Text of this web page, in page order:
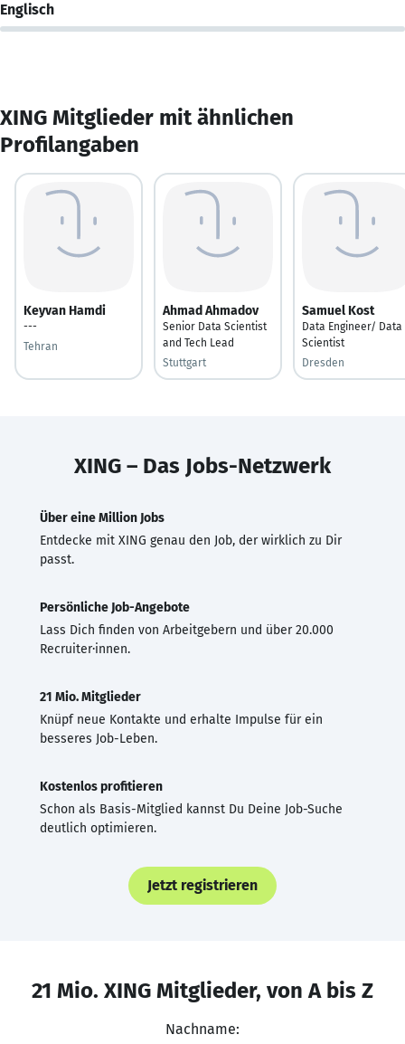
Englisch
XING Mitglieder mit ähnlichen
Profilangaben
Keyvan Hamdi
---
Tehran
Ahmad Ahmadov
Senior Data Scientist
and Tech Lead
Stuttgart
Samuel Kost
Data Engineer/ Data
Scientist
Dresden
XING – Das Jobs-Netzwerk
Über eine Million Jobs
Entdecke mit XING genau den Job, der wirklich zu Dir
passt.
Persönliche Job-Angebote
Lass Dich finden von Arbeitgebern und über 20.000
Recruiter·innen.
21 Mio. Mitglieder
Knüpf neue Kontakte und erhalte Impulse für ein
besseres Job-Leben.
Kostenlos profitieren
Schon als Basis-Mitglied kannst Du Deine Job-Suche
deutlich optimieren.
Jetzt registrieren
21 Mio. XING Mitglieder, von A bis Z
Nachname: